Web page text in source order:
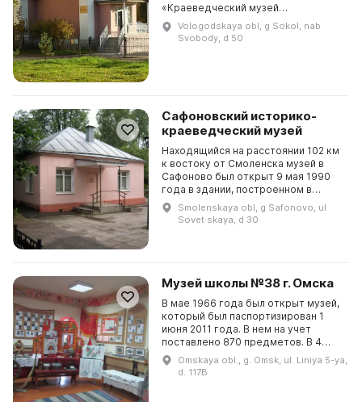
«Краеведческий музей
Сокольского района». В 1993 году
оно было реорганизовано в
Сокольский городской историко-
Vologodskaya obl, g Sokol, nab
Svobody, d 50
Сафоновский историко-
краеведческий музей
Находящийся на расстоянии 102 км
к востоку от Смоленска музей в
Сафоново был открыт 9 мая 1990
года в здании, построенном в
первые годы становления города.
Первым директором музея была
назначена Боров...
Smolenskaya obl, g Safonovo, ul
Sovet·skaya, d 30
Музей школы №38 г. Омска
В мае 1966 года был открыт музей,
который был паспортизирован 1
июня 2011 года. В нем на учет
поставлено 870 предметов. В 4
залах просторного музея
представлены документальные
Omskaya obl., g. Omsk, ul. Liniya 5-ya,
d. 117B